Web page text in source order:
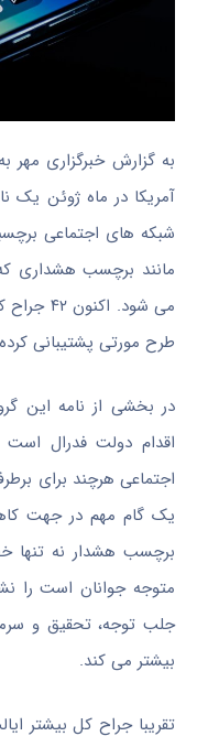
به گزارش خبرگزاری
آمریکا در ماه ژوئن یک
شبکه های اجتماعی
مانند برچسب هشداری
می شود.
طرح مورتی پشتیبانی
در بخشی از نامه این
اقدام دولت فدرال
اجتماعی هرچند برای
یک گام مهم در جهت
برچسب هشدار نه تنها
متوجه جوانان است را
جلب توجه، تحقیق و
بیشتر می کند.
تقریبا جراح کل بیشتر